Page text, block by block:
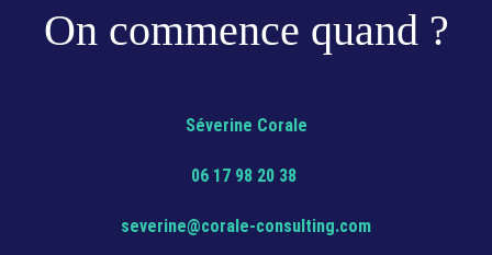
On commence quand ?
Séverine Corale
06 17 98 20 38
severine@corale-consulting.com